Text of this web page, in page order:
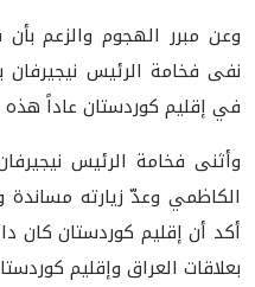
وعن مبرر الهجوم والزعم
نفى فخامة الرئيس نيجيرفان
في إقليم كوردستان عاداً
وأثنى فخامة الرئيس
الكاظمي وعدّ زيارته
أكد أن إقليم كوردستان كان
بعلاقات العراق وإقليم